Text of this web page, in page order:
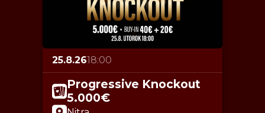
25.8.2618:00
Progressive Knockout
5.000€